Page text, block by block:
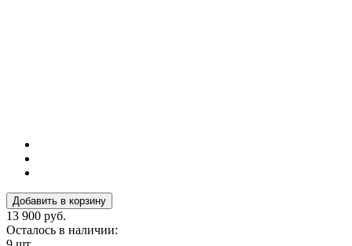
13 900 руб.
Осталось в наличии: